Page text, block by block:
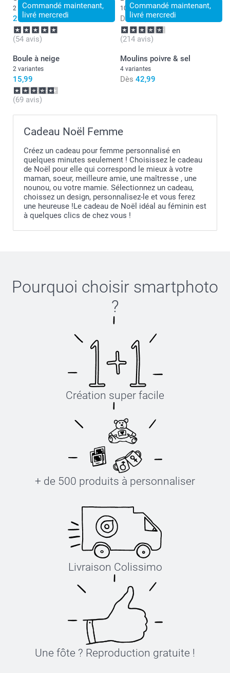
Commandé maintenant,
livré mercredi
2 variantes
29,99
(54 avis)
Commandé maintenant,
livré mercredi
10 variantes
Dès 22,99
(214 avis)
Boule à neige
2 variantes
15,99
(69 avis)
Moulins poivre & sel
4 variantes
Dès 42,99
Cadeau Noël Femme
Créez un cadeau pour femme personnalisé en
quelques minutes seulement ! Choisissez le cadeau
de Noël pour elle qui correspond le mieux à votre
maman, soeur, meilleure amie, une maîtresse , une
nounou, ou votre mamie. Sélectionnez un cadeau,
choissez un design, personnalisez-le et vous ferez
une heureuse !Le cadeau de Noël idéal au féminin est
à quelques clics de chez vous !
Pourquoi choisir smartphoto
?
Création super facile
+ de 500 produits à personnaliser
Livraison Colissimo
Une fôte ? Reproduction gratuite !